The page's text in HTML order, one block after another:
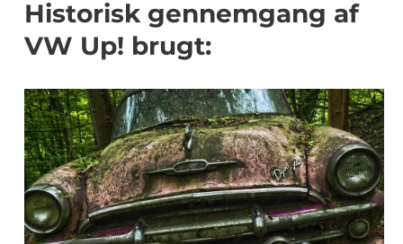
Historisk gennemgang af
VW Up! brugt: